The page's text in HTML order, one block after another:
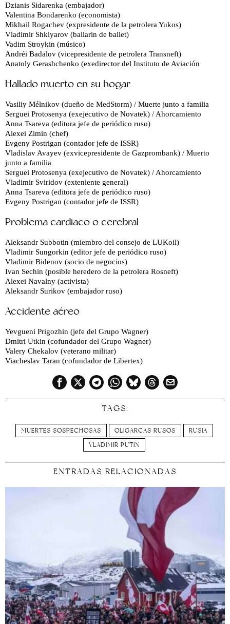
Dzianis Sidarenka (embajador)
Valentina Bondarenko (economista)
Mikhail Rogachev (expresidente de la petrolera Yukos)
Vladimir Shklyarov (bailarin de ballet)
Vadim Stroykin (músico)
Andréi Badalov (vicepresidente de petrolera Transneft)
Anatoly Gerashchenko (exedirector del Instituto de Aviación
Hallado muerto en su hogar
Vasiliy Mélnikov (dueño de MedStorm) / Muerte junto a familia
Serguei Protosenya (exejecutivo de Novatek) / Ahorcamiento
Anna Tsareva (editora jefe de periódico ruso)
Alexei Zimin (chef)
Evgeny Postrigan (contador jefe de ISSR)
Vladislav Avayev (exvicepresidente de Gazprombank) / Muerto
junto a familia
Serguei Protosenya (exejecutivo de Novatek) / Ahorcamiento
Vladimir Sviridov (exteniente general)
Anna Tsareva (editora jefe de periódico ruso)
Evgeny Postrigan (contador jefe de ISSR)
Problema cardiaco o cerebral
Aleksandr Subbotin (miembro del consejo de LUKoil)
Vladimir Sungorkin (editor jefe de periódico ruso)
Vladimir Bidenov (socio de negocios)
Ivan Sechin (posible heredero de la petrolera Rosneft)
Alexei Navalny (activista)
Aleksandr Surikov (embajador ruso)
Accidente aéreo
Yevgueni Prigozhin (jefe del Grupo Wagner)
Dmitri Utkin (cofundador del Grupo Wagner)
Valery Chekalov (veterano militar)
Viacheslav Taran (cofundador de Libertex)
TAGS:
MUERTES SOSPECHOSAS OLIGARCAS RUSOS
RUSIA
VLADIMIR PUTIN
ENTRADAS RELACIONADAS